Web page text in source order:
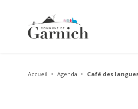
Accueil Agenda Café des